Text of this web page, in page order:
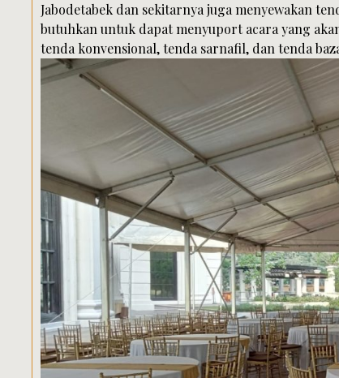
Jabodetabek dan sekitarnya juga menyewakan
butuhkan untuk dapat menyuport acara yang
tenda konvensional, tenda sarnafil, dan tenda